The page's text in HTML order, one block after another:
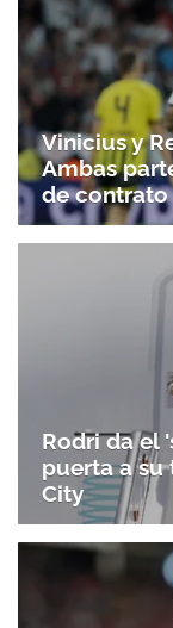
Vinicius y
Ambas
de contrato
Rodri da el
puerta a su
City